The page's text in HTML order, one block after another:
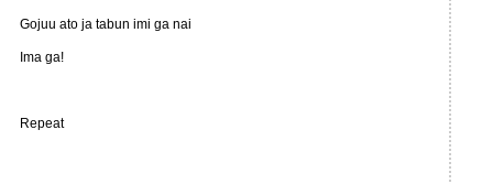
Gojuu ato ja tabun imi ga nai
Ima ga!
Repeat